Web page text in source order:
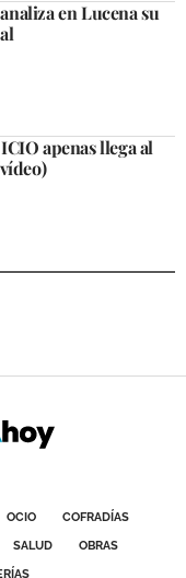
en Lucena su
apenas llega al
OCIO
COFRADÍAS
SALUD
OBRAS